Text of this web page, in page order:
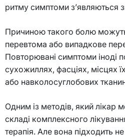
ритму симптоми з’являються
Причиною такого болю
перевтома або випадкове
Повторювані симптоми іноді
сухожиллях, фасціях, місцях
або навколосуглобових
Одним із методів, який лікар
складі комплексного
терапія. Але вона підходить